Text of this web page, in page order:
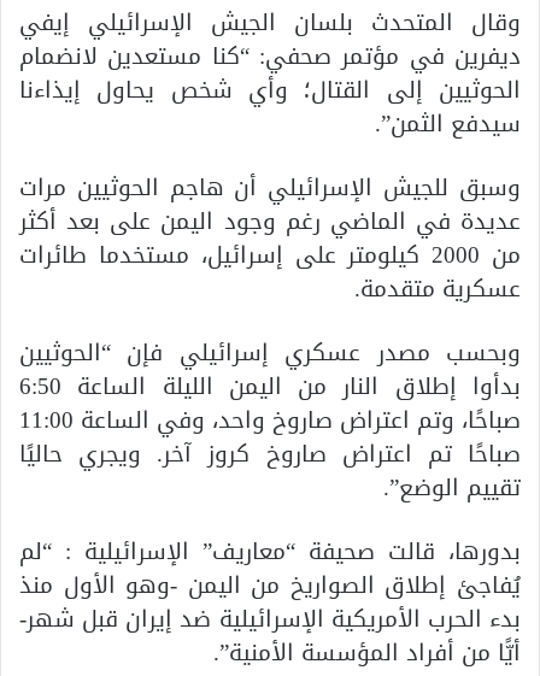
وقال المتحدث بلسان الجيش الإسرائيلي إيفي
ديفرين في مؤتمر صحفي: “كنا مستعدين لانضمام
الحوثيين إلى القتال؛ وأي شخص يحاول إيذاءنا
سيدفع الثمن”.
وسبق للجيش الإسرائيلي أن هاجم الحوثيين مرات
عديدة في الماضي رغم وجود اليمن على بعد أكثر
من 2000 كيلومتر على إسرائيل، مستخدما طائرات
عسكرية متقدمة.
وبحسب مصدر عسكري إسرائيلي فإن “الحوثيين
بدأوا إطلاق النار من اليمن الليلة الساعة 6:50
صباحًا، وتم اعتراض صاروخ واحد، وفي الساعة 11:00
صباحًا تم اعتراض صاروخ كروز آخر. ويجري حاليًا
تقييم الوضع”.
بدورها، قالت صحيفة “معاريف” الإسرائيلية : “لم
يُفاجئ إطلاق الصواريخ من اليمن -وهو الأول منذ
بدء الحرب الأمريكية الإسرائيلية ضد إيران قبل شهر-
أيًّا من أفراد المؤسسة الأمنية”.